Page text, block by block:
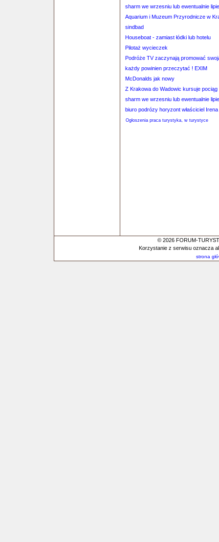
sharm we wrzesniu lub ewentualnie
Aquarium i Muzeum Przyrodnicze w
sindbad
Houseboat - zamiast łódki lub hotelu
Pilotaż wycieczek
Podróże TV zaczynają promować
każdy powinien przeczytać ! EXIM
McDonalds jak nowy
Z Krakowa do Wadowic kursuje pociąg
sharm we wrzesniu lub ewentualnie
biuro podrózy horyzont właściciel
Ogłoszenia praca turystyka, w turystyce
© 2026 FORUM-
Korzystanie z serwisu oznacza
strona